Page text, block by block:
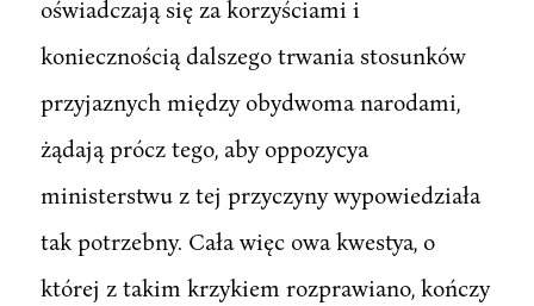
oświadczają się za korzyściami i
koniecznością dalszego trwania stosunków
przyjaznych między obydwoma narodami,
żądają prócz tego, aby oppozycya
ministerstwu z tej przyczyny wypowiedziała
tak potrzebny. Cała więc owa kwestya, o
której z takim krzykiem rozprawiano, kończy